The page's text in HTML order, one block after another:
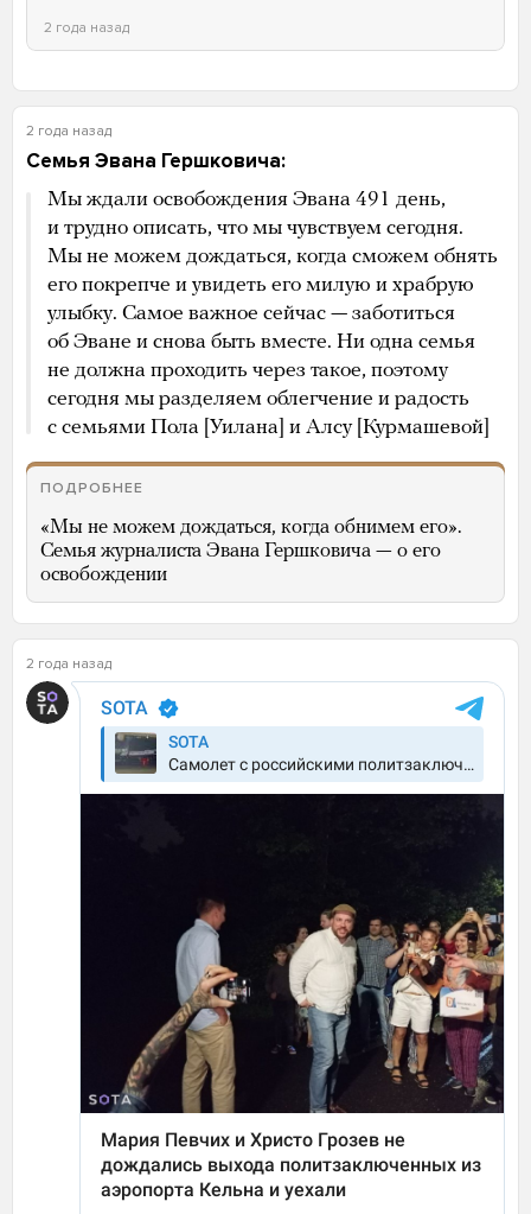
2 года назад
2 года назад
Семья Эвана Гершковича:
Мы ждали освобождения Эвана 491 день,
и трудно описать, что мы чувствуем сегодня.
Мы не можем дождаться, когда сможем обнять
его покрепче и увидеть его милую и храбрую
улыбку. Самое важное сейчас — заботиться
об Эване и снова быть вместе. Ни одна семья
не должна проходить через такое, поэтому
сегодня мы разделяем облегчение и радость
с семьями Пола [Уилана] и Алсу [Курмашевой]
ПОДРОБНЕЕ
«Мы не можем дождаться, когда обнимем его».
Семья журналиста Эвана Гершковича — о его
освобождении
2 года назад